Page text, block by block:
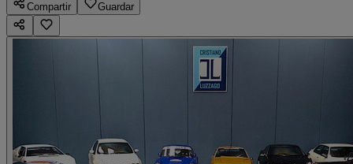
Compartir Guardar